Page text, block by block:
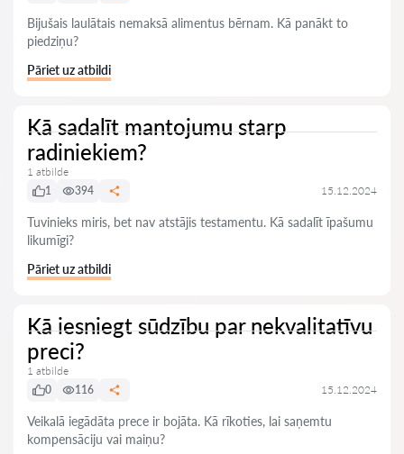
Bijušais laulātais nemaksā alimentus bērnam. Kā panākt to
piedziņu?
Pāriet uz atbildi
Kā sadalīt mantojumu starp
radiniekiem?
1 atbilde
1
394 15.12.2024
Tuvinieks miris, bet nav atstājis testamentu. Kā sadalīt īpašumu
likumīgi?
Pāriet uz atbildi
Kā iesniegt sūdzību par nekvalitatīvu
preci?
1 atbilde
0
116 15.12.2024
Veikalā iegādāta prece ir bojāta. Kā rīkoties, lai saņemtu
kompensāciju vai maiņu?